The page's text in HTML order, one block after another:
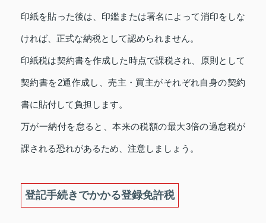
印紙を貼った後は、印鑑または署名によって消印をしな
ければ、正式な納税として認められません。
印紙税は契約書を作成した時点で課税され、原則として
契約書を2通作成し、売主・買主がそれぞれ自身の契約
書に貼付して負担します。
万が一納付を怠ると、本来の税額の最大3倍の過怠税が
課される恐れがあるため、注意しましょう。
登記手続きでかかる登録免許税